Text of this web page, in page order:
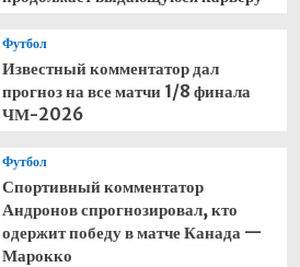
Футбол
Известный комментатор дал
прогноз на все матчи 1/8 финала
ЧМ-2026
Футбол
Спортивный комментатор
Андронов спрогнозировал, кто
одержит победу в матче Канада —
Марокко